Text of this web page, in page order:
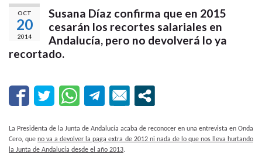
OCT
20
2014
Susana Díaz confirma que en 2015
cesarán los recortes salariales en
Andalucía, pero no devolverá lo ya
recortado.
La Presidenta de la Junta de Andalucía acaba de reconocer en una entrevista en Onda
Cero, queno va a devolver la paga extra de 2012 ni nada de lo que nos lleva hurtando
la Junta de Andalucía desde el año 2013.